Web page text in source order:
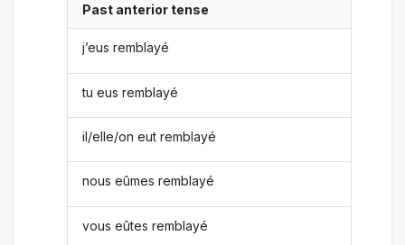
Past anterior tense
j’eus remblayé
tu eus remblayé
il/elle/on eut remblayé
nous eûmes remblayé
vous eûtes remblayé